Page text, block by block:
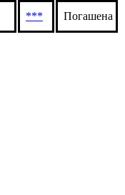
***
Погашена
*** Погашена